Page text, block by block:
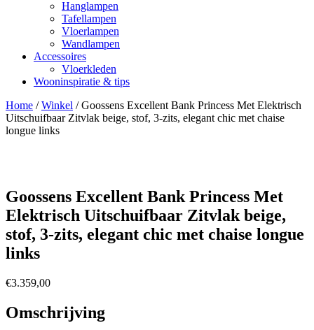
Hanglampen
Tafellampen
Vloerlampen
Wandlampen
Accessoires
Vloerkleden
Wooninspiratie & tips
Home /Winkel /Goossens Excellent Bank Princess Met Elektrisch
Uitschuifbaar Zitvlak beige, stof, 3-zits, elegant chic met chaise
longue links
Goossens Excellent Bank Princess Met
Elektrisch Uitschuifbaar Zitvlak beige,
stof, 3-zits, elegant chic met chaise longue
links
€3.359,00
Omschrijving